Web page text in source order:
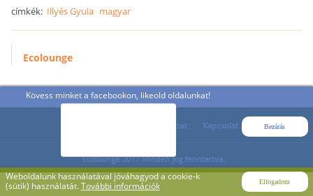
Kövess minket a facebookon, likeold oldalunkat!
Bezárás
Weboldalunk használatával jóváhagyod a cookie-k
(sütik) használatát.További információk Elfogadom
címkék: Illyés Gyula magyar
Ecolounge